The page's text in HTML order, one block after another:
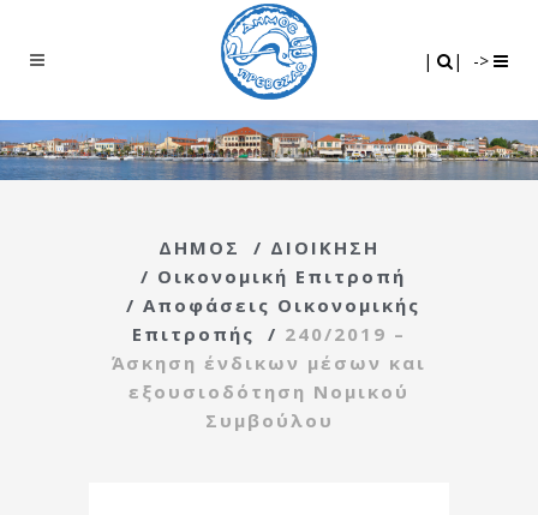
| | ->
ΔΗΜΟΣ / ΔΙΟΙΚΗΣΗ
/ Οικονομική Επιτροπή
/ Αποφάσεις Οικονομικής
Επιτροπής
/ 240/2019 –
Άσκηση ένδικων μέσων και
εξουσιοδότηση Νομικού
Συμβούλου